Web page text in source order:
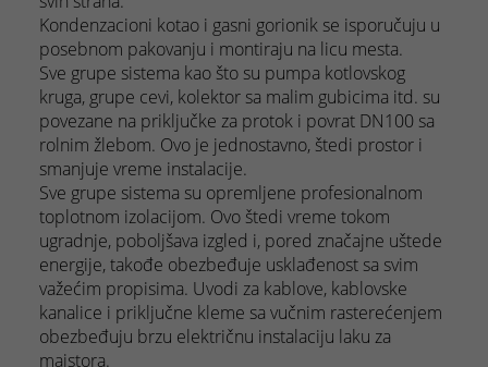
Kondenzacioni kotao i gasni gorionik se isporučuju u
posebnom pakovanju i montiraju na licu mesta.
Sve grupe sistema kao što su pumpa kotlovskog
kruga, grupe cevi, kolektor sa malim gubicima itd. su
povezane na priključke za protok i povrat DN100 sa
rolnim žlebom. Ovo je jednostavno, štedi prostor i
smanjuje vreme instalacije.
Sve grupe sistema su opremljene profesionalnom
toplotnom izolacijom. Ovo štedi vreme tokom
ugradnje, poboljšava izgled i, pored značajne uštede
energije, takođe obezbeđuje usklađenost sa svim
važećim propisima. Uvodi za kablove, kablovske
kanalice i priključne kleme sa vučnim rasterećenjem
obezbeđuju brzu električnu instalaciju laku za
majstora.